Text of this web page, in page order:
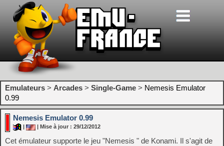
Emulateurs > Arcades > Single-Game > Nemesis Emulator
0.99
Nemesis Emulator 0.99
| Mise à jour : 29/12/2012
Cet émulateur supporte le jeu "Nemesis " de Konami. Il s'agit de